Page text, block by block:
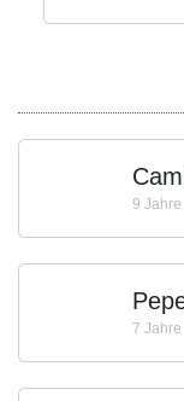
9 Jahre
7 Jahre